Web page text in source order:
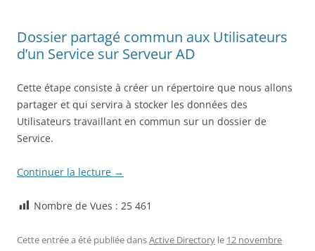
Dossier partagé commun aux Utilisateurs
d’un Service sur Serveur AD
Cette étape consiste à créer un répertoire que nous allons
partager et qui servira à stocker les données des
Utilisateurs travaillant en commun sur un dossier de
Service.
Continuer la lecture →
Nombre de Vues : 25 461
Cette entrée a été publiée dansActive Directory le 12 novembre